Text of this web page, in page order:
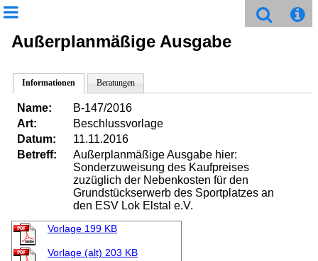
Außerplanmäßige Ausgabe
Informationen Beratungen
Name:
B-147/2016
Art:
Beschlussvorlage
Datum:
11.11.2016
Betreff:
Außerplanmäßige Ausgabe hier:
Sonderzuweisung des Kaufpreises
zuzüglich der Nebenkosten für den
Grundstückserwerb des Sportplatzes an
den ESV Lok Elstal e.V.
Vorlage 199 KB
Vorlage (alt) 203 KB